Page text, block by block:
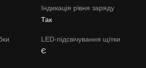
Індикація рівня заряду
Так
LED-підсвічування щітки
Є